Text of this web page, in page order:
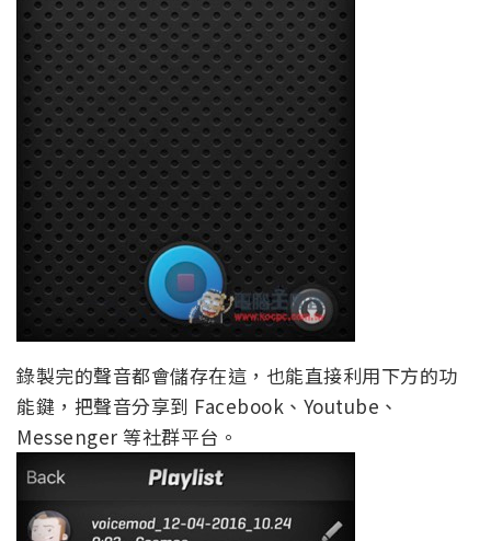
錄製完的聲音都會儲存在這，也能直接利用下方的功
能鍵，把聲音分享到 Facebook、Youtube、
Messenger 等社群平台。